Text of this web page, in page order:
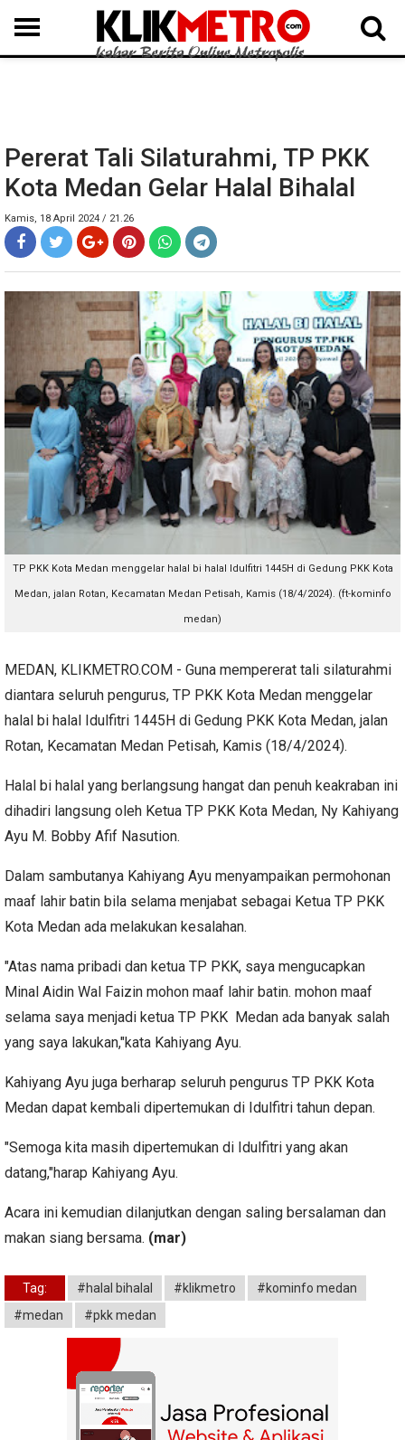
MEDAN LANGKAT DAIRI SAMOSIR TAPUT BATUBARA DELISERDANG
Pererat Tali Silaturahmi, TP PKK
Kota Medan Gelar Halal Bihalal
Kamis, 18 April 2024 / 21.26
TP PKK Kota Medan menggelar halal bi halal Idulfitri 1445H di Gedung PKK Kota
Medan, jalan Rotan, Kecamatan Medan Petisah, Kamis (18/4/2024). (ft-kominfo
medan)
MEDAN, KLIKMETRO.COM - Guna mempererat tali silaturahmi
diantara seluruh pengurus, TP PKK Kota Medan menggelar
halal bi halal Idulfitri 1445H di Gedung PKK Kota Medan, jalan
Rotan, Kecamatan Medan Petisah, Kamis (18/4/2024).
Halal bi halal yang berlangsung hangat dan penuh keakraban ini
dihadiri langsung oleh Ketua TP PKK Kota Medan, Ny Kahiyang
Ayu M. Bobby Afif Nasution.
Dalam sambutanya Kahiyang Ayu menyampaikan permohonan
maaf lahir batin bila selama menjabat sebagai Ketua TP PKK
Kota Medan ada melakukan kesalahan.
"Atas nama pribadi dan ketua TP PKK, saya mengucapkan
Minal Aidin Wal Faizin mohon maaf lahir batin. mohon maaf
selama saya menjadi ketua TP PKK Medan ada banyak salah
yang saya lakukan,"kata Kahiyang Ayu.
Kahiyang Ayu juga berharap seluruh pengurus TP PKK Kota
Medan dapat kembali dipertemukan di Idulfitri tahun depan.
"Semoga kita masih dipertemukan di Idulfitri yang akan
datang,"harap Kahiyang Ayu.
Acara ini kemudian dilanjutkan dengan saling bersalaman dan
makan siang bersama. (mar)
Tag: #halal bihalal #klikmetro
#kominfo medan
#medan
#pkk medan